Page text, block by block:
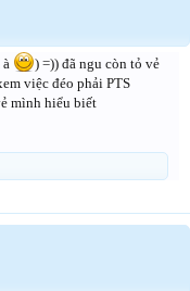
à
) =)) đã ngu còn tỏ vẻ
việc đéo phải PTS
mình hiểu biết